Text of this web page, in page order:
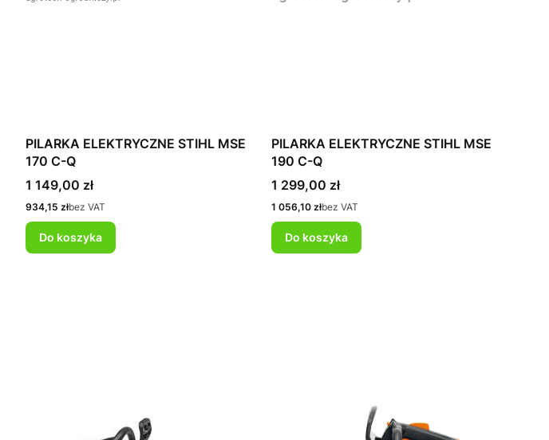
PILARKA ELEKTRYCZNE STIHL MSE
170 C-Q
Cena
1 149,00 zł
Cena
934,15 złbez VAT
Do koszyka
PILARKA ELEKTRYCZNE STIHL MSE
190 C-Q
Cena
1 299,00 zł
Cena
1 056,10 złbez VAT
Do koszyka